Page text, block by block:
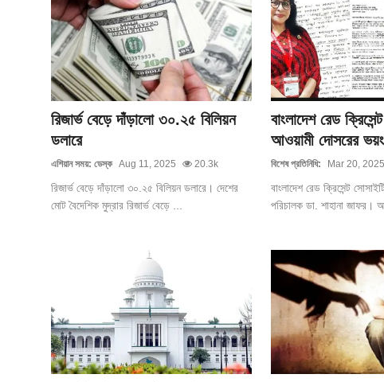
রিজার্ভ বেড়ে দাঁড়ালো ৩০.২৫ বিলিয়ন
ডলারে
এশিয়ান সময়: ডেস্ক Aug 11, 2025 20.3k
রিজার্ভ বেড়ে দাঁড়ালো ৩০.২৫ বিলিয়ন ডলারে। দেশের
মোট বৈদেশিক মুদ্রার রিজার্ভ বেড়ে ...
বাংলাদেশ রেড
আওয়ামী দোসরের
বিশেষ প্রতিনিধি: Mar 20, 2025
বাংলাদেশ রেড ক্রিসেন্ট
পরিচালক ডা. শাহানা জাফর।